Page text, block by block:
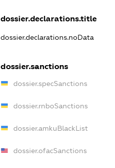
dossier.declarations.title
dossier.declarations.noData
dossier.sanctions
dossier.specSanctions
dossier.rnboSanctions
dossier.amkuBlackList
dossier.ofacSanctions